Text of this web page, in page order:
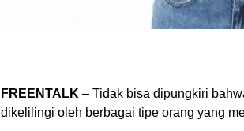
FREENTALK – Tidak bisa dipungkiri
dikelilingi oleh berbagai tipe orang yang